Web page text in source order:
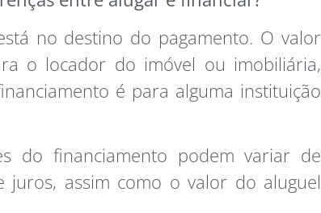
no destino do pagamento. O valor
o locador do imóvel ou imobiliária,
é para alguma instituição
do financiamento podem variar de
juros, assim como o valor do aluguel